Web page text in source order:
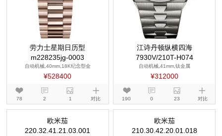
劳力士星期日历型
m228235jg-0003
自动机械,40mm,18K纪念型金
¥528400
78 2 1 对比
江诗丹顿纵横四海
7930V/210T-H074
自动机械,41mm,钛金属
¥312000
190 0 23 对比
欧米茄
220.32.41.21.03.001
欧米茄
210.30.42.20.01.018